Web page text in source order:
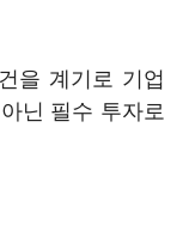
을 계기로 기업
닌 필수 투자로